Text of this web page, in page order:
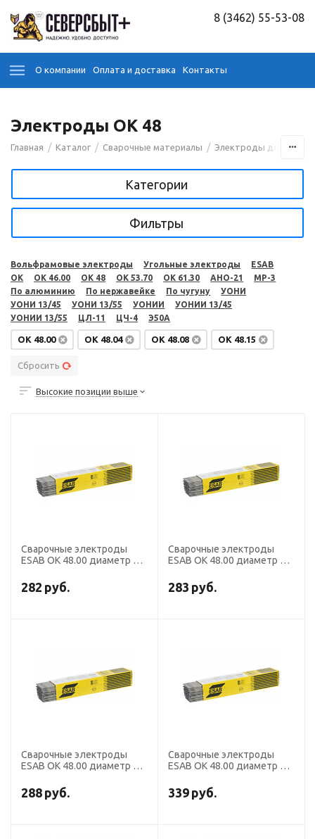
8 (3462) 55-53-08
О компании Оплата и доставка Контакты
Электроды OK 48
Главная / Каталог / Сварочные материалы / Электроды для сварки
Категории
Фильтры
Вольфрамовые электроды Угольные электроды
ESAB
OK
OK 46.00 OK 48 OK 53.70 OK 61.30 АНО-21
МР-3
По алюминию
По нержавейке По чугуну
УОНИ
УОНИ 13/45
УОНИ 13/55 УОНИИ
УОНИИ 13/45
УОНИИ 13/55
ЦЛ-11 ЦЧ-4 Э50А
OK 48.00 OK 48.04 OK 48.08 OK 48.15
Сбросить
Высокие позиции выше
Сварочные электроды
ESAB OK 48.00 диаметр 5,0
282 руб.
Сварочные электроды
ESAB OK 48.00 диаметр 4,0
283 руб.
Сварочные электроды
ESAB OK 48.00 диаметр 3,2
288 руб.
Сварочные электроды
ESAB OK 48.00 диаметр 2,5
339 руб.